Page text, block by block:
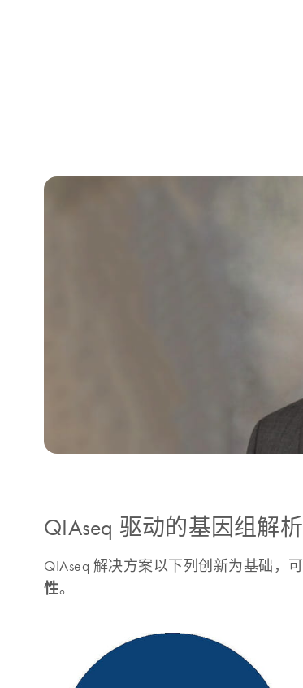
QIAseq 驱动的基因组解析
QIAseq 解决方案以下列创新为基础，可
性。